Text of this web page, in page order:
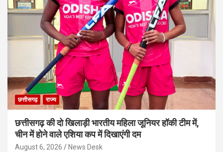
छत्तीसगढ़ राज्य
छत्तीसगढ़ की दो खिलाड़ी भारतीय महिला जूनियर हॉकी टीम में,
चीन में होने वाले एशिया कप में दिखाएंगी दम
August 6, 2026 News Desk